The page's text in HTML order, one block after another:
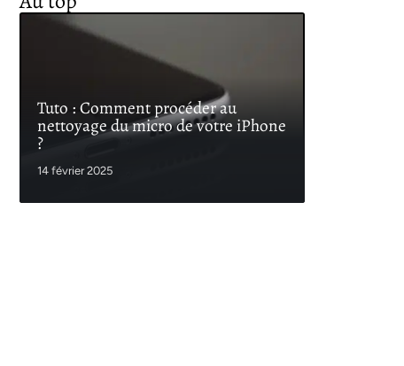
Tuto : Comment procéder au
nettoyage du micro de votre iPhone
?
14 février 2025